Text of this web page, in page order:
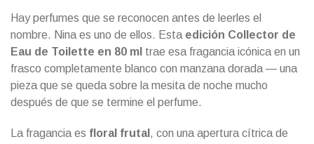
Hay perfumes que se reconocen antes de leerles el
nombre. Nina es uno de ellos. Esta edición Collector de
Eau de Toilette en 80 ml trae esa fragancia icónica en un
frasco completamente blanco con manzana dorada — una
pieza que se queda sobre la mesita de noche mucho
después de que se termine el perfume.
La fragancia es floral frutal , con una apertura cítrica de